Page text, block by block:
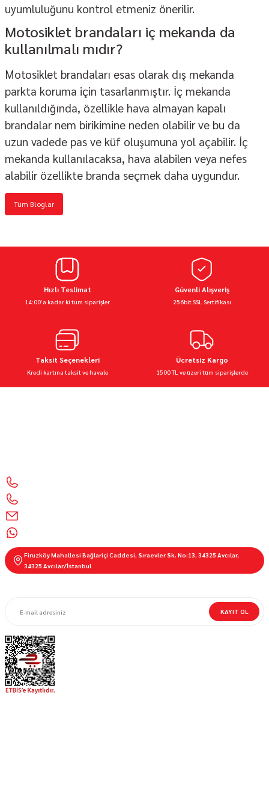
uyumluluğunu kontrol etmeniz önerilir.
Motosiklet brandaları iç mekanda da
kullanılmalı mıdır?
Motosiklet brandaları esas olarak dış mekanda
parkta koruma için tasarlanmıştır. İç mekanda
kullanıldığında, özellikle hava almayan kapalı
brandalar nem birikimine neden olabilir ve bu da
uzun vadede pas ve küf oluşumuna yol açabilir. İç
mekanda kullanılacaksa, hava alabilen veya nefes
alabilir özellikte branda seçmek daha uygundur.
Tüm Bloglar
Hızlı Teslimat
14:00’a kadar ki tüm siparişler
Güvenli Alışveriş
256bit SSL Sertifikası
Taksit Seçenekleri
Kredi kartına taksit ve havale
Ücretsiz Kargo
1500 TL ve üzeri tüm siparişlerde
Firuzköy Mahallesi Bağlariçi Caddesi, Sıraevler Sk. No:13, 34325 Avcılar,
34325 Avcılar/İstanbul
KAYIT OL